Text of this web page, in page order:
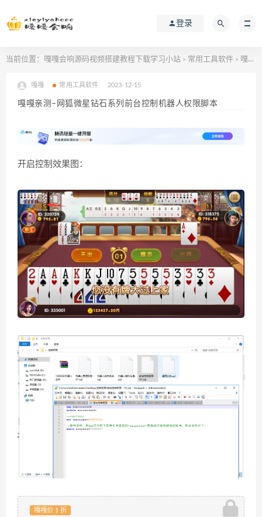
登录
当前位置： 嘎嘎会响源码视频搭建教程下载学习小站 > 常用工具软件 > 嘎嘎亲测–网狐微星钻石系列前台控制机器人权限脚本
嘎嘎 常用工具软件 2023-12-15
嘎嘎亲测–网狐微星钻石系列前台控制机器人权限脚本
开启控制效果图：
嘎嘎价 1 折